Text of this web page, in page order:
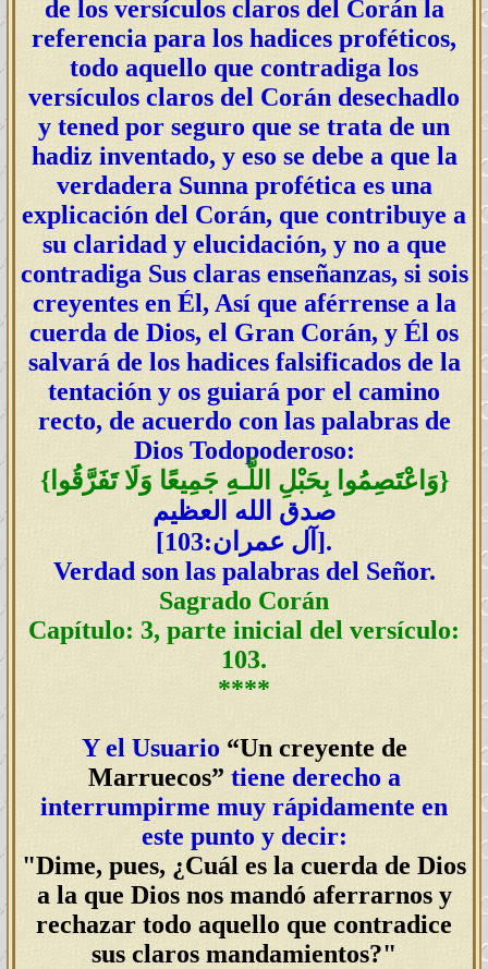
de los versículos claros del Corán la
referencia para los hadices proféticos,
todo aquello que contradiga los
versículos claros del Corán desechadlo
y tened por seguro que se trata de un
hadiz inventado, y eso se debe a que la
verdadera Sunna profética es una
explicación del Corán, que contribuye a
su claridad y elucidación, y no a que
contradiga Sus claras enseñanzas, si sois
creyentes en Él, Así que aférrense a la
cuerda de Dios, el Gran Corán, y Él os
salvará de los hadices falsificados de la
tentación y os guiará por el camino
recto, de acuerdo con las palabras de
Dios Todopoderoso:
{وَاعْتَصِمُوا بِحَبْلِ اللَّـهِ جَمِيعًا وَلَا تَفَرَّقُوا}
صدق الله العظيم
[
آل عمران :103].
Verdad son las palabras del Señor.
Sagrado Corán
Capítulo: 3, parte inicial del versículo:
103.
****
Y el Usuario “Un creyente de
Marruecos” tiene derecho a
interrumpirme muy rápidamente en
este punto y decir:
"Dime, pues, ¿Cuál es la cuerda de Dios
a la que Dios nos mandó aferrarnos y
rechazar todo aquello que contradice
sus claros mandamientos?"